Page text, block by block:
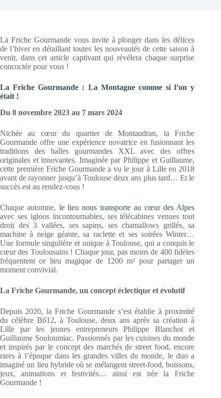
La Friche Gourmande vous invite à plonger dans les délices
de l’hiver en détaillant toutes les nouveautés de cette saison à
venir, dans cet article captivant qui révélera chaque surprise
concoctée pour vous !
La Friche Gourmande : La Montagne comme si l’on y
était !
Du 8 novembre 2023 au 7 mars 2024
Nichée au cœur du quartier de Montaudran, la Friche
Gourmande offre une expérience novatrice en fusionnant les
traditions des halles gourmandes XXL avec des offres
originales et innovantes. Imaginée par Philippe et Guillaume,
cette première Friche Gourmande a vu le jour à Lille en 2018
avant de rayonner jusqu’à Toulouse deux ans plus tard… Et le
succès est au rendez-vous !
Chaque automne, le lieu nous transporte au cœur des Alpes
avec ses igloos incontournables, ses télécabines venues tout
droit des 3 vallées, ses sapins, ses chamallows grillés, sa
machine à neige géante, sa raclette et ses soirées Winter…
Une formule singulière et unique à Toulouse, qui a conquis le
cœur des Toulousains ! Chaque jour, pas moins de 400 fidèles
fréquentent ce lieu magique de 1200 m² pour partager un
moment convivial.
La Friche Gourmande, un concept éclectique et évolutif
Depuis 2020, la Friche Gourmande s’est établie à proximité
du célèbre B612, à Toulouse, deux ans après sa création à
Lille par les jeunes entrepreneurs Philippe Blanchot et
Guillaume Souloumiac. Passionnés par les cuisines du monde
et inspirés par le concept des marchés de street food, encore
rares à l’époque dans les grandes villes du monde, le duo a
imaginé un lieu hybride où se mélangent street-food, boissons,
jeux, animations et festivités… ainsi est née la Friche
Gourmande !